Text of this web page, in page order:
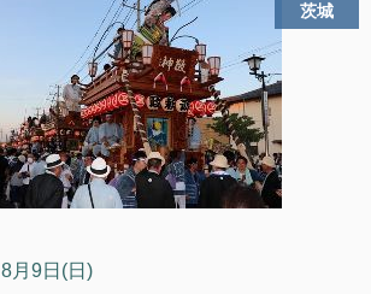
茨城
月9日(日)